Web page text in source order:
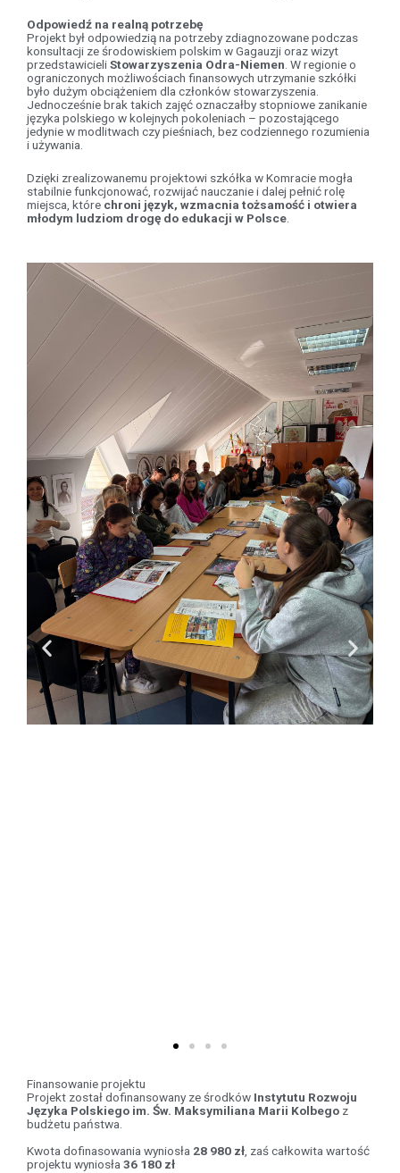
Odpowiedź na realną potrzebę
Projekt był odpowiedzią na potrzeby zdiagnozowane podczas
konsultacji ze środowiskiem polskim w Gagauzji oraz wizyt
przedstawicieliStowarzyszenia Odra-Niemen. W regionie o
ograniczonych możliwościach finansowych utrzymanie szkółki
było dużym obciążeniem dla członków stowarzyszenia.
Jednocześnie brak takich zajęć oznaczałby stopniowe zanikanie
języka polskiego w kolejnych pokoleniach – pozostającego
jedynie w modlitwach czy pieśniach, bez codziennego rozumienia
i używania.
Dzięki zrealizowanemu projektowi szkółka w Komracie mogła
stabilnie funkcjonować, rozwijać nauczanie i dalej pełnić rolę
miejsca, które chroni język, wzmacnia tożsamość i otwiera
młodym ludziom drogę do edukacji w Polsce
Finansowanie projektu
Projekt został dofinansowany ze środków Instytutu Rozwoju
Języka Polskiego im. Św. Maksymiliana Marii Kolbego z
budżetu państwa.
Kwota dofinasowania wyniosła 28 980 zł , zaś całkowita wartość
projektu wyniosła 36 180 zł